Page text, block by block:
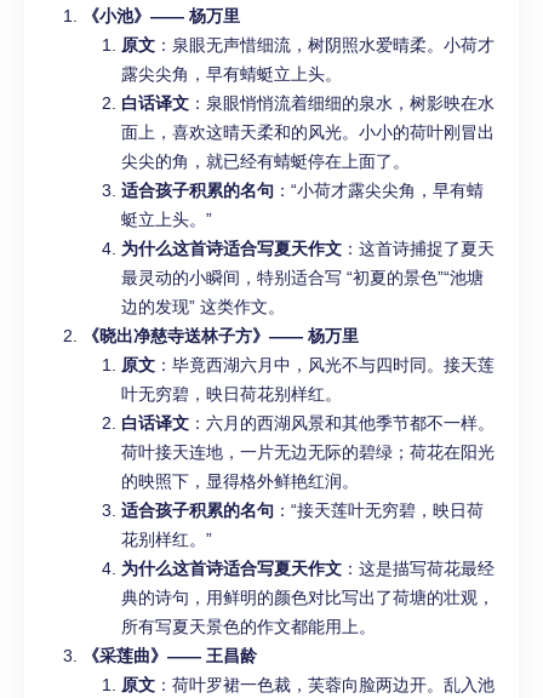
《小池》—— 杨万里
原文 ：泉眼无声惜细流，树阴照水爱晴柔。小荷才
露尖尖角，早有蜻蜓立上头。
白话译文 ：泉眼悄悄流着细细的泉水，树影映在水
面上，喜欢这晴天柔和的风光。小小的荷叶刚冒出
尖尖的角，就已经有蜻蜓停在上面了。
适合孩子积累的名句 ：“小荷才露尖尖角，早有蜻
蜓立上头。”
为什么这首诗适合写夏天作文 ：这首诗捕捉了夏天
最灵动的小瞬间，特别适合写 “初夏的景色”“池塘
边的发现” 这类作文。
《晓出净慈寺送林子方》—— 杨万里
原文 ：毕竟西湖六月中，风光不与四时同。接天莲
叶无穷碧，映日荷花别样红。
白话译文 ：六月的西湖风景和其他季节都不一样。
荷叶接天连地，一片无边无际的碧绿；荷花在阳光
的映照下，显得格外鲜艳红润。
适合孩子积累的名句 ：“接天莲叶无穷碧，映日荷
花别样红。”
为什么这首诗适合写夏天作文 ：这是描写荷花最经
典的诗句，用鲜明的颜色对比写出了荷塘的壮观，
所有写夏天景色的作文都能用上。
《采莲曲》—— 王昌龄
原文 ：荷叶罗裙一色裁，芙蓉向脸两边开。乱入池